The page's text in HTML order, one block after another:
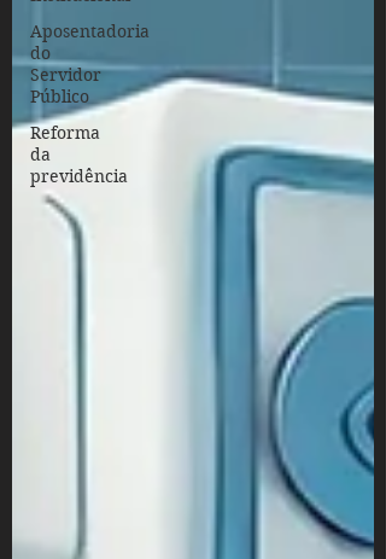
Aposentadoria
do
Servidor
Público
Reforma
da
previdência